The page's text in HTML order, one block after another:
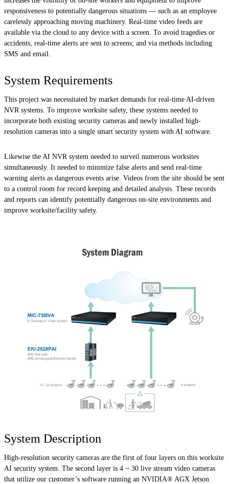
responsiveness to potentially dangerous situations — such as an employee
carelessly approaching moving machinery. Real-time video feeds are
available via the cloud to any device with a screen. To avoid tragedies or
accidents, real-time alerts are sent to screens; and via methods including
SMS and email.
System Requirements
This project was necessitated by market demands for real-time AI-driven
NVR systems. To improve worksite safety, these systems needed to
incorporate both existing security cameras and newly installed high-
resolution cameras into a single smart security system with AI software.
Likewise the AI NVR system needed to surveil numerous worksites
simultaneously. It needed to minimize false alerts and send real-time
warning alerts as dangerous events arise. Videos from the site should be sent
to a control room for record keeping and detailed analysis. These records
and reports can identify potentially dangerous on-site environments and
improve worksite/facility safety.
System Description
High-resolution security cameras are the first of four layers on this worksite
AI security system. The second layer is 4 ~ 30 live stream video cameras
that utilize our customer’s software running an NVIDIA® AGX Jetson